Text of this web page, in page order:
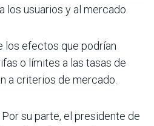
los usuarios y al mercado.
los efectos que podrían
o límites a las tasas de
a criterios de mercado.
Por su parte, el presidente de